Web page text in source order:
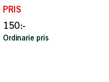
PRIS
150:-
Ordinarie pris